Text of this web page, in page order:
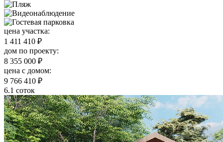
цена участка:
1 411 410 ₽
дом по проекту:
8 355 000 ₽
цена c домом:
9 766 410 ₽
6.1 соток